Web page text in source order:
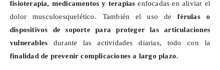
fisioterapia, medicamentos y terapias enfocadas en aliviar el
dolor musculoesquelético. También el uso deférulas o
dispositivos de soporte para proteger las articulaciones
vulnerables durante las actividades diarias, todo con la
finalidad de prevenir complicaciones a largo plazo.